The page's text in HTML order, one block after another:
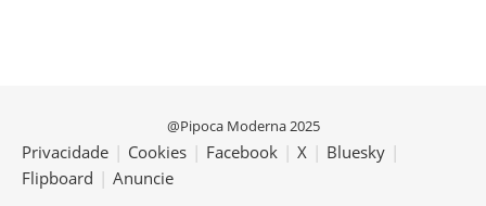
@Pipoca Moderna 2025
Privacidade | Cookies | Facebook | X | Bluesky |
Flipboard | Anuncie